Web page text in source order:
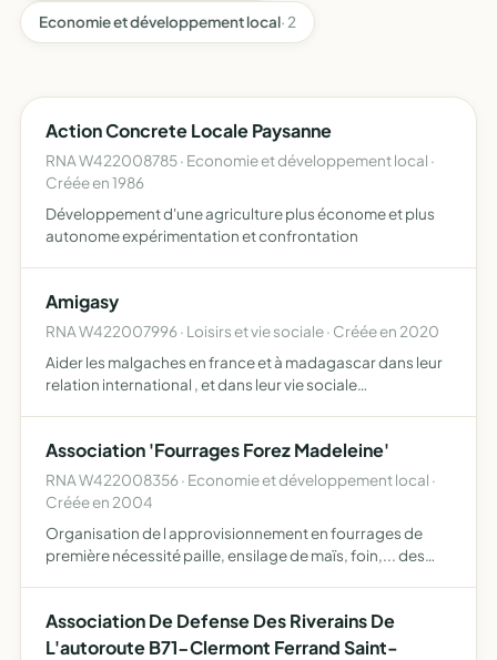
Economie et développement local· 2
Action Concrete Locale Paysanne
RNA W422008785 · Economie et développement local ·
Créée en 1986
Développement d'une agriculture plus économe et plus
autonome expérimentation et confrontation
Amigasy
RNA W422007996 · Loisirs et vie sociale · Créée en 2020
Aider les malgaches en france et à madagascar dans leur
relation international , et dans leur vie sociale
Association 'Fourrages Forez Madeleine'
RNA W422008356 · Economie et développement local ·
Créée en 2004
Organisation de l approvisionnement en fourrages de
première nécessité paille, ensilage de maïs, foin,... des
Association De Defense Des Riverains De
L'autoroute B71-Clermont Ferrand Saint-